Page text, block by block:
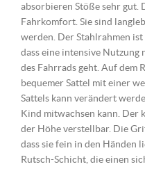
absorbieren Stöße sehr gut.
Fahrkomfort. Sie sind
werden. Der Stahlrahmen
dass eine intensive Nutzung
des Fahrrads geht. Auf dem
bequemer Sattel mit einer
Sattels kann verändert
Kind mitwachsen kann. Der
der Höhe verstellbar. Die
dass sie fein in den Händen
Rutsch-Schicht, die einen